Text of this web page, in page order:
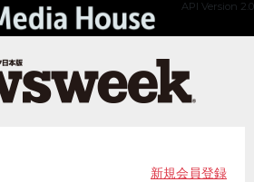
API Version 2.0
新規会員登録